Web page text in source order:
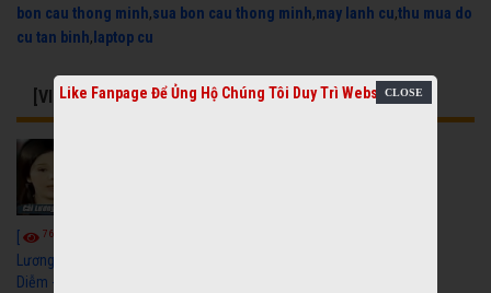
bon cau thong minh,sua bon cau thong minh,may lanh cu,thu mua do
cu tan binh, laptop cu
[VIDEO] CÓ THỂ BẠN QUAN TÂM
7659
Lương Xưa : Đời Cô
Diễm - Vũ Linh Tài
Like Fanpage Để Ủng Hộ Chúng Tôi Duy Trì Website